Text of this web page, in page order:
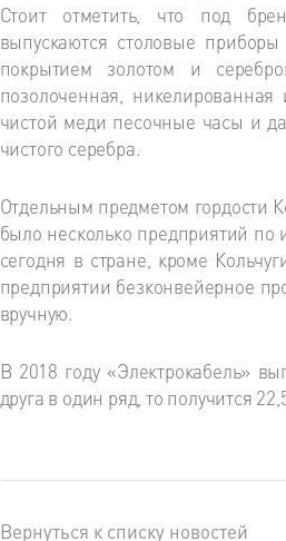
Стоит отметить, что под
выпускаются столовые
покрытием золотом и
позолоченная,
чистой меди песочные часы и
чистого серебра.
Отдельным предметом гордости
было несколько предприятий
сегодня в стране, кроме
предприятии безконвейерное
вручную.
В 2018 году «Электрокабель»
друга в один ряд, то получится
Вернуться к списку новостей